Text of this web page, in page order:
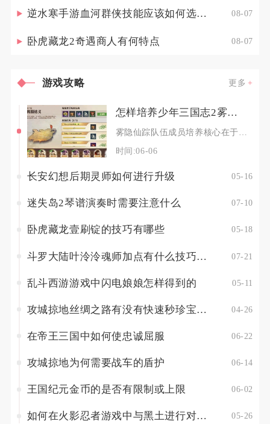
逆水寒手游血河群侠技能应该如何选择调整 08-07
卧虎藏龙2奇遇商人有何特点 08-07
游戏攻略 更多
怎样培养少年三国志2雾隐仙踪中的队伍成员
时间:06-06
长安幻想后期灵师如何进行升级 05-16
迷失岛2琴谱演奏时需要注意什么 07-10
卧虎藏龙壹刷锭的技巧有哪些 05-18
斗罗大陆叶泠泠魂师加点有什么技巧和建议 07-21
乱斗西游游戏中闪电娘娘怎样得到的 05-11
攻城掠地丝绸之路有没有快速秒珍宝的技巧 04-26
在帝王三国中如何使忠诚屈服 06-22
攻城掠地为何需要战车的盾护 06-14
王国纪元金币的是否有限制或上限 06-02
如何在火影忍者游戏中与黑土进行对线交战 05-26